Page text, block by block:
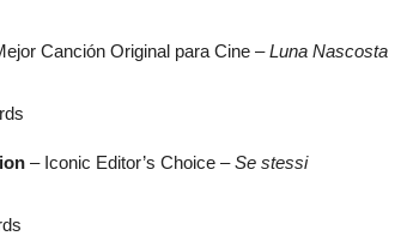
Canción Original para Cine –Luna Nascosta
– Iconic Editor’s Choice –Se stessi